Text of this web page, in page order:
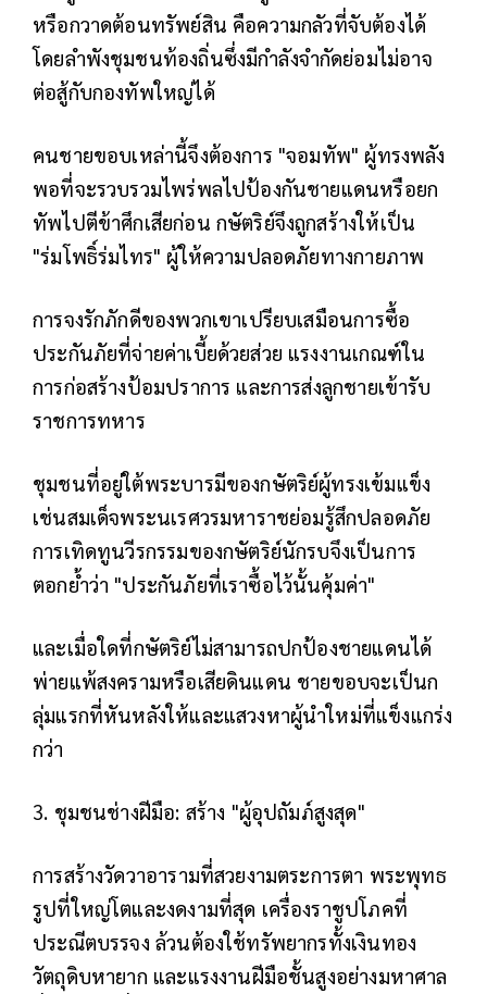
หรือกวาดต้อนทรัพย์สิน คือความกลัวที่จับต้องได้
โดยลำพังชุมชนท้องถิ่นซึ่งมีกำลังจำกัดย่อมไม่อาจ
ต่อสู้กับกองทัพใหญ่ได้
คนชายขอบเหล่านี้จึงต้องการ "จอมทัพ" ผู้ทรงพลัง
พอที่จะรวบรวมไพร่พลไปป้องกันชายแดนหรือยก
ทัพไปตีข้าศึกเสียก่อน กษัตริย์จึงถูกสร้างให้เป็น
"ร่มโพธิ์ร่มไทร" ผู้ให้ความปลอดภัยทางกายภาพ
การจงรักภักดีของพวกเขาเปรียบเสมือนการซื้อ
ประกันภัยที่จ่ายค่าเบี้ยด้วยส่วย แรงงานเกณฑ์ใน
การก่อสร้างป้อมปราการ และการส่งลูกชายเข้ารับ
ราชการทหาร
ชุมชนที่อยู่ใต้พระบารมีของกษัตริย์ผู้ทรงเข้มแข็ง
เช่นสมเด็จพระนเรศวรมหาราชย่อมรู้สึกปลอดภัย
การเทิดทูนวีรกรรมของกษัตริย์นักรบจึงเป็นการ
ตอกย้ำว่า "ประกันภัยที่เราซื้อไว้นั้นคุ้มค่า"
และเมื่อใดที่กษัตริย์ไม่สามารถปกป้องชายแดนได้
พ่ายแพ้สงครามหรือเสียดินแดน ชายขอบจะเป็นก
ลุ่มแรกที่หันหลังให้และแสวงหาผู้นำใหม่ที่แข็งแกร่ง
กว่า
3. ชุมชนช่างฝีมือ: สร้าง "ผู้อุปถัมภ์สูงสุด"
การสร้างวัดวาอารามที่สวยงามตระการตา พระพุทธ
รูปที่ใหญ่โตและงดงามที่สุด เครื่องราชูปโภคที่
ประณีตบรรจง ล้วนต้องใช้ทรัพยากรทั้งเงินทอง
วัตถุดิบหายาก และแรงงานฝีมือชั้นสูงอย่างมหาศาล